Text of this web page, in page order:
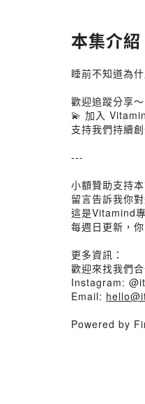
本集介紹
睡前不知道為
歡迎追蹤分享～
💫 加入
支持我們持續創
---
小額贊助支持本
留言告訴我你
這是Vitamind
每週日更新，
更多資訊：
歡迎來找我們
Instagram:
Email:
Powered by